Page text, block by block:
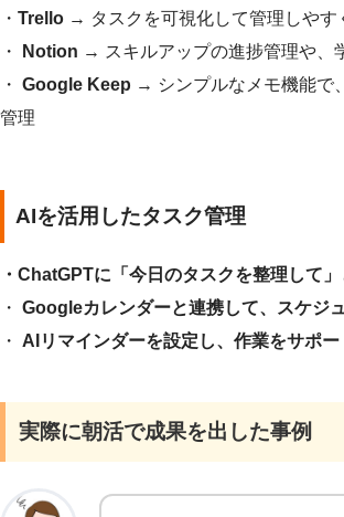
・ Trello → タスクを可視化して管理しやす
・
Notion → スキルアップの進捗管理や、
・ Google Keep → シンプルなメモ機能で
管理
AIを活用したタスク管理
・ChatGPTに「今日のタスクを整理して
・ Googleカレンダーと連携して、スケジ
・ AIリマインダーを設定し、作業をサポー
実際に朝活で成果を出した事例